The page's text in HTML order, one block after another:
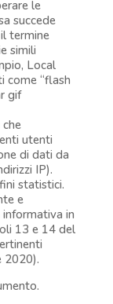
le
succede
termine
simili
Local
come “flash
gif
utenti
di dati da
IP).
statistici.
e
in
13 e 14 del
2020).